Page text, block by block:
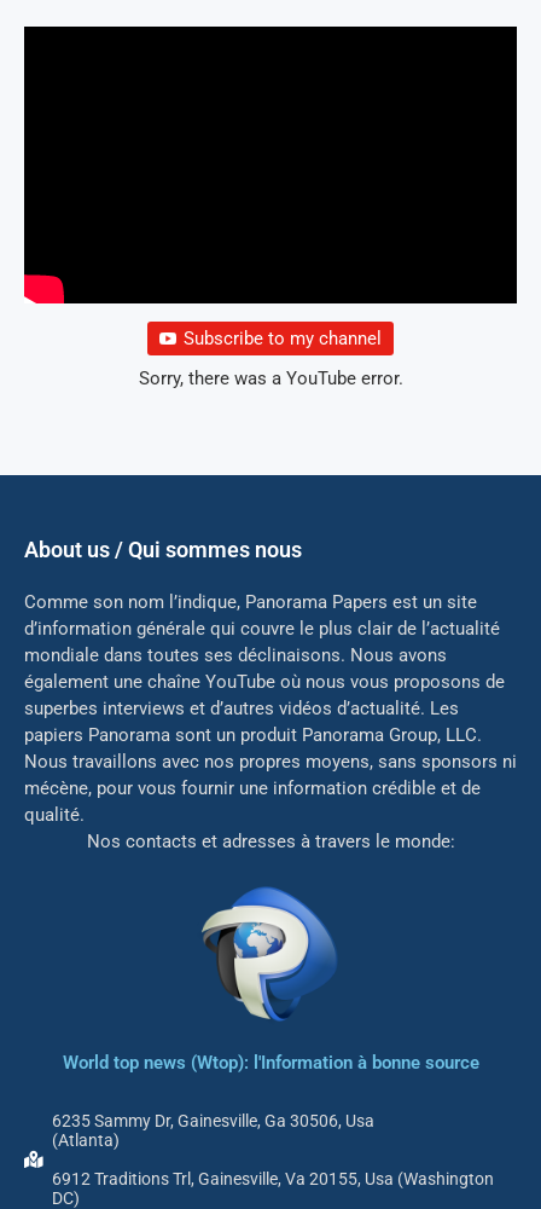
Subscribe to my channel
Sorry, there was a YouTube error.
About us / Qui sommes nous
Comme son nom l’indique, Panorama Papers est un site
d’information générale qui couvre le plus clair de l’actualité
mondiale dans toutes ses déclinaisons. Nous avons
également une chaîne YouTube où nous vous proposons de
superbes interviews et d’autres vidéos d’actualité. Les
papiers Panorama sont un produit Panorama Group, LLC.
Nous travaillons avec nos propres moyens, sans sponsors ni
mécène, pour vous fournir une information crédible et de
qualité.
Nos contacts et adresses à travers le monde:
World top news (Wtop): l'Information à bonne source
6235 Sammy Dr, Gainesville, Ga 30506, Usa
(Atlanta)
6912 Traditions Trl, Gainesville, Va 20155, Usa (Washington
DC)